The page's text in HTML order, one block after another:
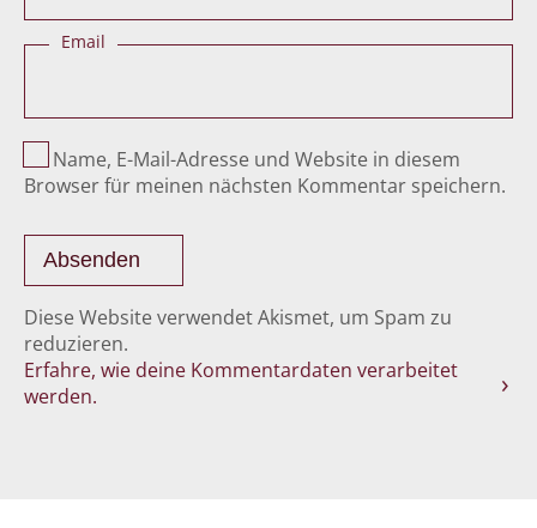
Email
Name, E-Mail-Adresse und Website in diesem
Browser für meinen nächsten Kommentar speichern.
Diese Website verwendet Akismet, um Spam zu
reduzieren.
Erfahre, wie deine Kommentardaten verarbeitet
werden.